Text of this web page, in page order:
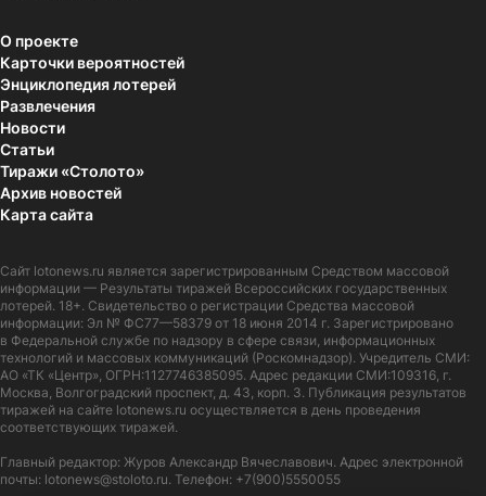
О проекте
Карточки вероятностей
Энциклопедия лотерей
Развлечения
Новости
Статьи
Тиражи «Столото»
Архив новостей
Карта сайта
Сайт lotonews.ru является зарегистрированным Средством массовой
информации — Результаты тиражей Всероссийских государственных
лотерей. 18+. Свидетельство о регистрации Средства массовой
информации: Эл № ФС77—58379 от 18 июня 2014 г. Зарегистрировано
в Федеральной службе по надзору в сфере связи, информационных
технологий и массовых коммуникаций (Роскомнадзор). Учредитель СМИ:
АО «ТК «Центр», ОГРН:1127746385095. Адрес редакции СМИ:109316, г.
Москва, Волгоградский проспект, д. 43, корп. 3. Публикация результатов
тиражей на сайте lotonews.ru осуществляется в день проведения
соответствующих тиражей.
Главный редактор: Журов Александр Вячеславович. Адрес электронной
почты: lotonews@stoloto.ru. Телефон: +7(900)5550055